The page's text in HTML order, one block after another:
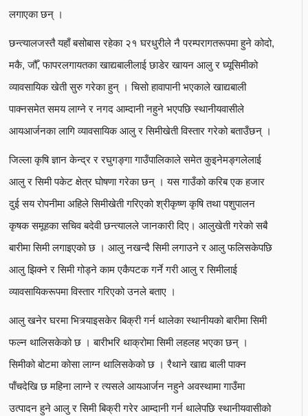
लगाएका छन् ।
छन्त्यालजस्तै यहाँ बसोबास रहेका २१ घरधुरीले नै परम्परागतरूपमा हुने कोदो,
मकै, जौँ, फापरलगायतका खाद्यबालीलाई छाडेर खायन आलु र घ्यूसिमीको
व्यावसायिक खेती सुरु गरेका हुन् । चिसो हावापानी भएकाले खाद्यबाली
पाक्नसमेत समय लाग्ने र नगद आम्दानी नहुने भएपछि स्थानीयवासीले
आयआर्जनका लागि व्यावसायिक आलु र सिमीखेती विस्तार गरेको बताउँछन् ।
जिल्ला कृषि ज्ञान केन्द्र र रघुगङ्गा गाउँपालिकाले समेत कुइनेमङ्गलेलाई
आलु र सिमी पकेट क्षेत्र घोषणा गरेका छन् । यस गाउँको करिब एक हजार
दुई सय रोपनीमा अहिले सिमीखेती गरिएको श्रीकृष्ण कृषि तथा पशुपालन
कृषक समूहका सचिव बदेवी छन्त्यालले जानकारी दिए। आलुखेती गरेको सबै
बारीमा सिमी लगाइएको छ । आलु नखन्दै सिमी लगाउने र आलु फलिसकेपछि
आलु झिक्ने र सिमी गोड्ने काम एकैपटक गर्ने गरी आलु र सिमीलाई
व्यावसायिकरूपमा विस्तार गरिएको उनले बताए ।
आलु खनेर घरमा भित्र्याइसकेर बिक्री गर्न थालेका स्थानीयको बारीमा सिमी
फल्न थालिसकेको छ । बारीभरि थाक्रोमा सिमी लहलह भएका छन् ।
सिमीको बोटमा कोसा लाग्न थालिसकेको छ । रैथाने खाद्य बाली पाक्न
पाँचदेखि छ महिना लाग्ने र त्यसले आयआर्जन नहुने अवस्थामा गाउँमा
उत्पादन हुने आलु र सिमी बिक्री गरेर आम्दानी गर्न थालेपछि स्थानीयवासीको